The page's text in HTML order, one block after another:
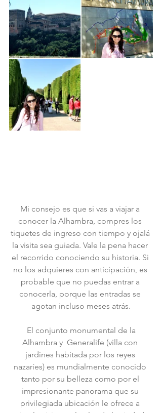
Mi consejo es que si vas a viajar a
conocer la Alhambra, compres los
tiquetes de ingreso con tiempo y ojalá
la visita sea guiada. Vale la pena hacer
el recorrido conociendo su historia. Si
no los adquieres con anticipación, es
probable que no puedas entrar a
conocerla, porque las entradas se
agotan incluso meses atrás.
Alhambra y  Generalife (villa con
jardines habitada por los reyes
nazaríes) es mundialmente conocido
tanto por su belleza como por el
impresionante panorama que su
privilegiada ubicación le ofrece a